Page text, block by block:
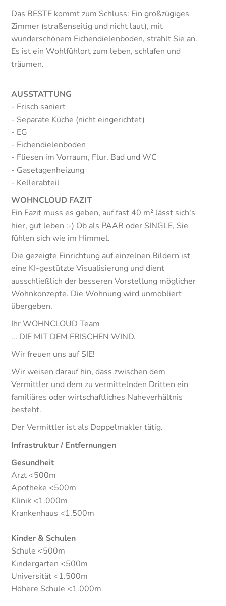
Das BESTE kommt zum Schluss: Ein großzügiges
Zimmer (straßenseitig und nicht laut), mit
wunderschönem Eichendielenboden, strahlt Sie an.
Es ist ein Wohlfühlort zum leben, schlafen und
träumen.
AUSSTATTUNG
- Frisch saniert
- Separate Küche (nicht eingerichtet)
- EG
- Eichendielenboden
- Fliesen im Vorraum, Flur, Bad und WC
- Gasetagenheizung
- Kellerabteil
WOHNCLOUD FAZIT
Ein Fazit muss es geben, auf fast 40 m² lässt sich's
hier, gut leben :-) Ob als PAAR oder SINGLE, Sie
fühlen sich wie im Himmel.
Die gezeigte Einrichtung auf einzelnen Bildern ist
eine KI-gestützte Visualisierung und dient
ausschließlich der besseren Vorstellung möglicher
Wohnkonzepte. Die Wohnung wird unmöbliert
übergeben.
Ihr WOHNCLOUD Team
... DIE MIT DEM FRISCHEN WIND.
Wir freuen uns auf SIE!
Wir weisen darauf hin, dass zwischen dem
Vermittler und dem zu vermittelnden Dritten ein
familiäres oder wirtschaftliches Naheverhältnis
besteht.
Der Vermittler ist als Doppelmakler tätig.
Infrastruktur / Entfernungen
Gesundheit
Arzt <500m
Apotheke <500m
Klinik <1.000m
Krankenhaus <1.500m
Kinder & Schulen
Schule <500m
Kindergarten <500m
Universität <1.500m
Höhere Schule <1.000m